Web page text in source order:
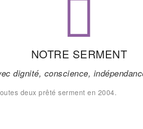
NOTRE SERMENT
dignité, conscience,
deux prêté serment en 2004.